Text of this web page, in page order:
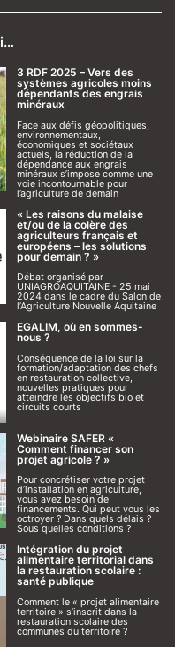
3 RDF 2025 – Vers des
systèmes agricoles moins
dépendants des engrais
minéraux
Face aux défis géopolitiques,
environnementaux,
économiques et sociétaux
actuels, la réduction de la
dépendance aux engrais
minéraux s’impose comme une
voie incontournable pour
l’agriculture de demain
« Les raisons du malaise
et/ou de la colère des
agriculteurs français et
européens – les solutions
pour demain ? »
Débat organisé par
UNIAGROAQUITAINE - 25 mai
2024 dans le cadre du Salon de
l’Agriculture Nouvelle Aquitaine
EGALIM, où en sommes-
nous ?
Conséquence de la loi sur la
formation/adaptation des chefs
en restauration collective,
nouvelles pratiques pour
atteindre les objectifs bio et
circuits courts
Webinaire SAFER «
Comment financer son
projet agricole ? »
Pour concrétiser votre projet
d’installation en agriculture,
vous avez besoin de
financements. Qui peut vous les
octroyer ? Dans quels délais ?
Sous quelles conditions ?
Intégration du projet
alimentaire territorial dans
la restauration scolaire :
santé publique
Comment le « projet alimentaire
territoire » s’inscrit dans la
restauration scolaire des
communes du territoire ?